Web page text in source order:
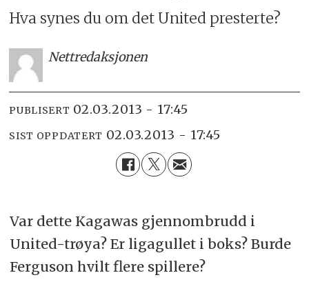
Hva synes du om det United presterte?
Nettredaksjonen
PUBLISERT 02.03.2013 - 17:45
SIST OPPDATERT 02.03.2013 - 17:45
Var dette Kagawas gjennombrudd i
United-trøya? Er ligagullet i boks? Burde
Ferguson hvilt flere spillere?